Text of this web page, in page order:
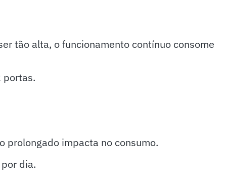
tão alta, o funcionamento contínuo consome
portas.
prolongado impacta no consumo.
dia.